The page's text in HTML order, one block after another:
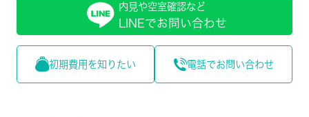
内見や空室確認など
LINEでお問い合わせ
初期費用を知りたい 電話でお問い合わせ